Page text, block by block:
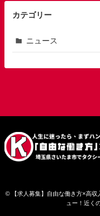
カテゴリー
ニュース
©【求人募集】自由な働き方×高収
ュー！近く